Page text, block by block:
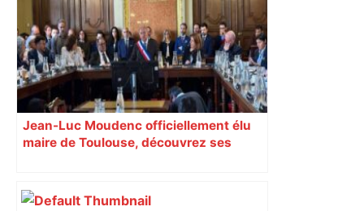
Jean-Luc Moudenc officiellement élu
maire de Toulouse, découvrez ses